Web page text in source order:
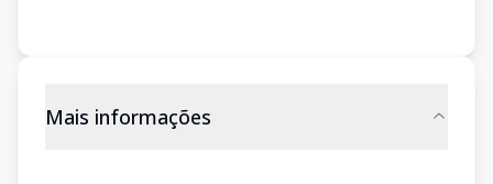
Mais informações